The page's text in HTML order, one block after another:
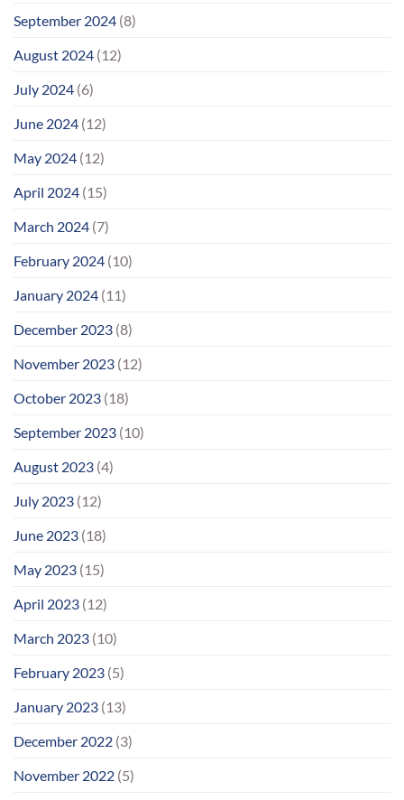
September 2024 (8)
August 2024 (12)
July 2024 (6)
June 2024 (12)
May 2024 (12)
April 2024 (15)
March 2024 (7)
February 2024 (10)
January 2024 (11)
December 2023 (8)
November 2023 (12)
October 2023 (18)
September 2023 (10)
August 2023 (4)
July 2023 (12)
June 2023 (18)
May 2023 (15)
April 2023 (12)
March 2023 (10)
February 2023 (5)
January 2023 (13)
December 2022 (3)
November 2022 (5)